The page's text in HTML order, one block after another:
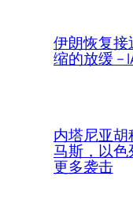
伊朗恢复接
缩的放缓 –
内塔尼亚
马斯，以色
更多袭击